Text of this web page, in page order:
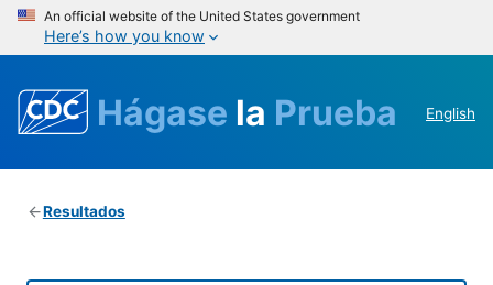
An official website of the United States government
Here’s how you know
Hágase la Prueba English
Resultados